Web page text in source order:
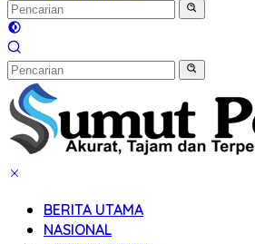
BERITA UTAMA
NASIONAL